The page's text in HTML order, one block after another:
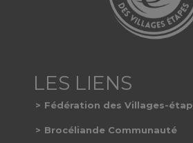
Fédération des Villages-
Brocéliande Communauté